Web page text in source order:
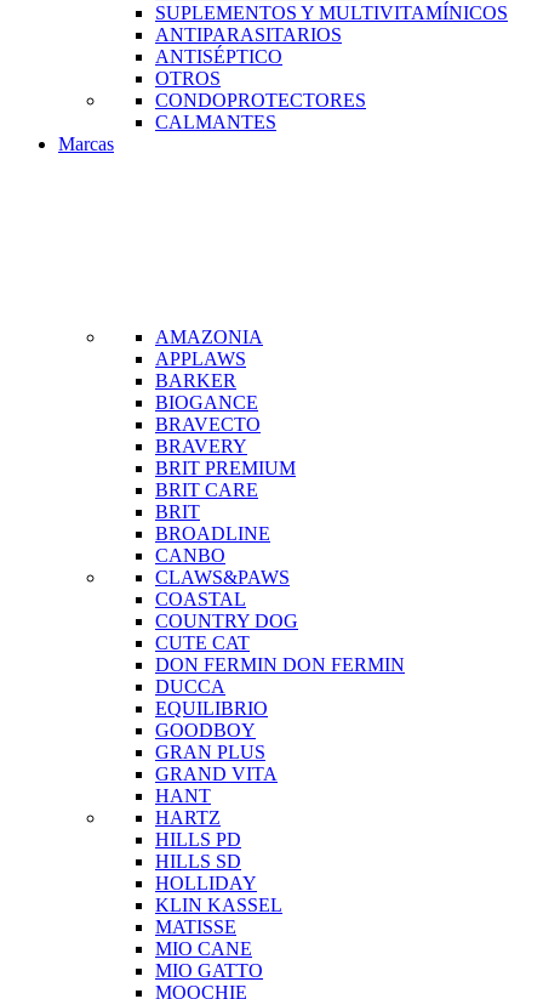
SUPLEMENTOS Y MULTIVITAMÍNICOS
ANTIPARASITARIOS
ANTISÉPTICO
OTROS
CONDOPROTECTORES
CALMANTES
Marcas
AMAZONIA
APPLAWS
BARKER
BIOGANCE
BRAVECTO
BRAVERY
BRIT PREMIUM
BRIT CARE
BRIT
BROADLINE
CANBO
CLAWS&PAWS
COASTAL
COUNTRY DOG
CUTE CAT
DON FERMIN DON FERMIN
DUCCA
EQUILIBRIO
GOODBOY
GRAN PLUS
GRAND VITA
HANT
HARTZ
HILLS PD
HILLS SD
HOLLIDAY
KLIN KASSEL
MATISSE
MIO CANE
MIO GATTO
MOOCHIE